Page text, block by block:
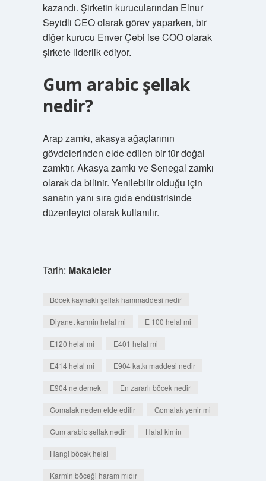
kazandı. Şirketin kurucularından Elnur
Seyidli CEO olarak görev yaparken, bir
diğer kurucu Enver Çebi ise COO olarak
şirkete liderlik ediyor.
Gum arabic şellak
nedir?
Arap zamkı, akasya ağaçlarının
gövdelerinden elde edilen bir tür doğal
zamktır. Akasya zamkı ve Senegal zamkı
olarak da bilinir. Yenilebilir olduğu için
sanatın yanı sıra gıda endüstrisinde
düzenleyici olarak kullanılır.
Tarih: Makaleler
Böcek kaynaklı şellak hammaddesi nedir
Diyanet karmin helal mi E 100 helal mi
E120 helal mi E401 helal mi
E414 helal mi E904 katkı maddesi nedir
E904 ne demek En zararlı böcek nedir
Gomalak neden elde edilir Gomalak yenir mi
Gum arabic şellak nedir Halal kimin
Hangi böcek helal
Karmin böceği haram mıdır